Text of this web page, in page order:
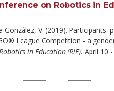
on Robotics in
González, V. (2019). Participants'
League Competition - a
in Education (RiE). April 10